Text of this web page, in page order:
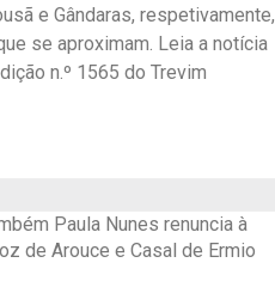
e Gândaras, respetivamente,
se aproximam. Leia a notícia
n.º 1565 do Trevim